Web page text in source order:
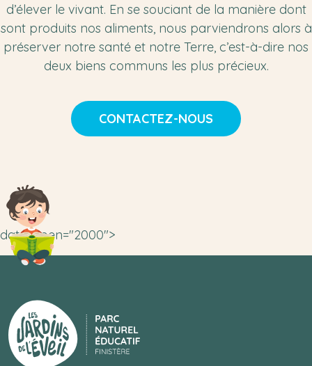
d’élever le vivant. En se souciant de la manière dont
sont produits nos aliments, nous parviendrons alors à
préserver notre santé et notre Terre, c’est-à-dire nos
deux biens communs les plus précieux.
CONTACTEZ-NOUS
data-open="2000">